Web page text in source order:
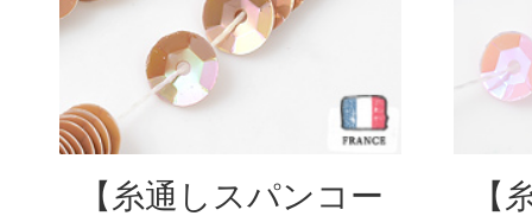
【糸通しスパンコー
【